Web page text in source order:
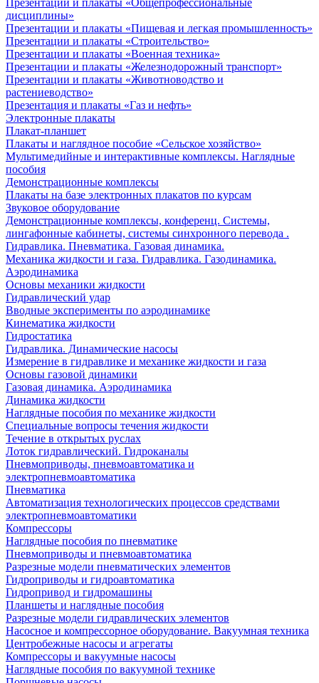
Презентации и плакаты «Общепрофессиональные
дисциплины»
Презентации и плакаты «Пищевая и легкая промышленность»
Презентации и плакаты «Строительство»
Презентации и плакаты «Военная техника»
Презентации и плакаты «Железнодорожный транспорт»
Презентации и плакаты «Животноводство и
растениеводство»
Презентация и плакаты «Газ и нефть»
Электронные плакаты
Плакат-планшет
Плакаты и наглядное пособие «Сельское хозяйство»
Мультимедийные и интерактивные комплексы. Наглядные
пособия
Демонстрационные комплексы
Плакаты на базе электронных плакатов по курсам
Звуковое оборудование
Демонстрационные комплексы, конференц. Системы,
лингафонные кабинеты, системы синхронного перевода .
Гидравлика. Пневматика. Газовая динамика.
Механика жидкости и газа. Гидравлика. Газодинамика.
Аэродинамика
Основы механики жидкости
Гидравлический удар
Вводные эксперименты по аэродинамике
Кинематика жидкости
Гидростатика
Гидравлика. Динамические насосы
Измерение в гидравлике и механике жидкости и газа
Основы газовой динамики
Газовая динамика. Аэродинамика
Динамика жидкости
Наглядные пособия по механике жидкости
Специальные вопросы течения жидкости
Течение в открытых руслах
Лоток гидравлический. Гидроканалы
Пневмоприводы, пневмоавтоматика и
электропневмоавтоматика
Пневматика
Автоматизация технологических процессов средствами
электропневмоавтоматики
Компрессоры
Наглядные пособия по пневматике
Пневмоприводы и пневмоавтоматика
Разрезные модели пневматических элементов
Гидроприводы и гидроавтоматика
Гидропривод и гидромашины
Планшеты и наглядные пособия
Разрезные модели гидравлических элементов
Насосное и компрессорное оборудование. Вакуумная техника
Центробежные насосы и агрегаты
Компрессоры и вакуумные насосы
Наглядные пособия по вакуумной технике